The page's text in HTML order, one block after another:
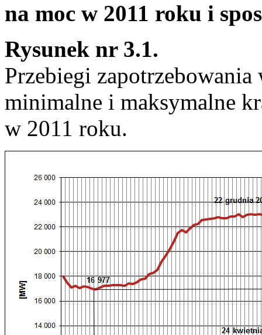
na moc w 2011 roku i
Rysunek nr 3.1.
Przebiegi
minimalne i maksymalne
w 2011 roku.